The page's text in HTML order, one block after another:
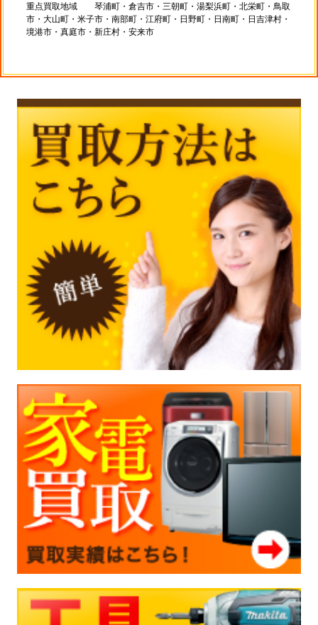
重点買取地域 琴浦町・倉吉市・三朝町・湯梨浜町・北栄町・鳥取
市・大山町・米子市・南部町・江府町・日野町・日南町・日吉津村・
境港市・真庭市・新庄村・安来市